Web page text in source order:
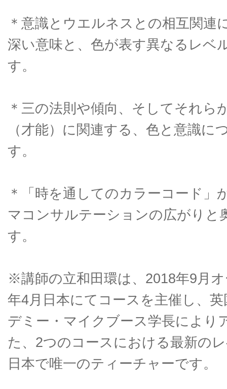
＊意識とウエルネスとの相互関連
深い意味と、色が表す異なるレベ
す。
＊三の法則や傾向、そしてそれら
（才能）に関連する、色と意識に
す。
＊「時を通してのカラーコード」
マコンサルテーションの広がりと
す。
※講師の立和田環は、2018年9月
年4月日本にてコースを主催し、
デミー・マイクブース学長により
た、2つのコースにおける最新の
日本で唯一のティーチャーです。